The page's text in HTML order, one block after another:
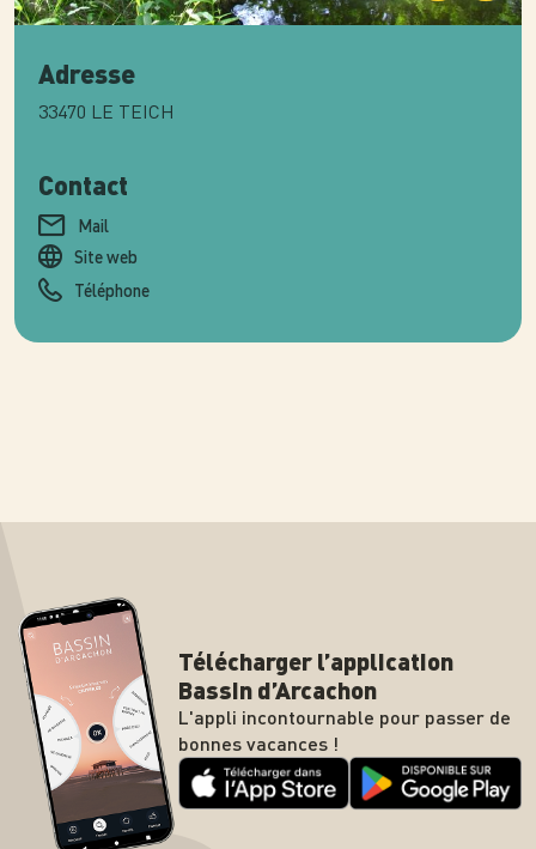
Adresse
33470 LE TEICH
Contact
Mail
Site web
Téléphone
Télécharger l’application
Bassin d’Arcachon
L'appli incontournable pour passer de
bonnes vacances !